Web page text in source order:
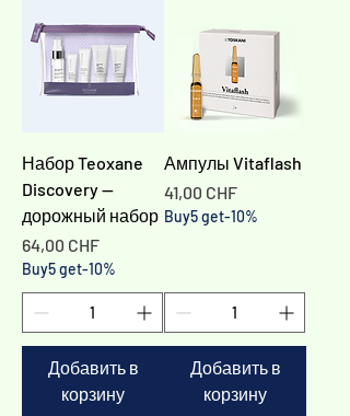
Набор Teoxane
Discovery —
дорожный набор
Цена
64,00 CHF
Buy5 get-10%
Добавить в
корзину
Ампулы Vitaflash
Цена
41,00 CHF
Buy5 get-10%
Добавить в
корзину